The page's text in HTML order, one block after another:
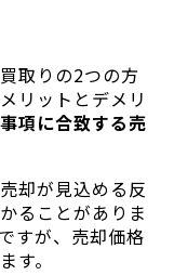
取りの2つの方
リットとデメリ
項に合致する売
却が見込める反
ることがありま
すが、売却価格
す。